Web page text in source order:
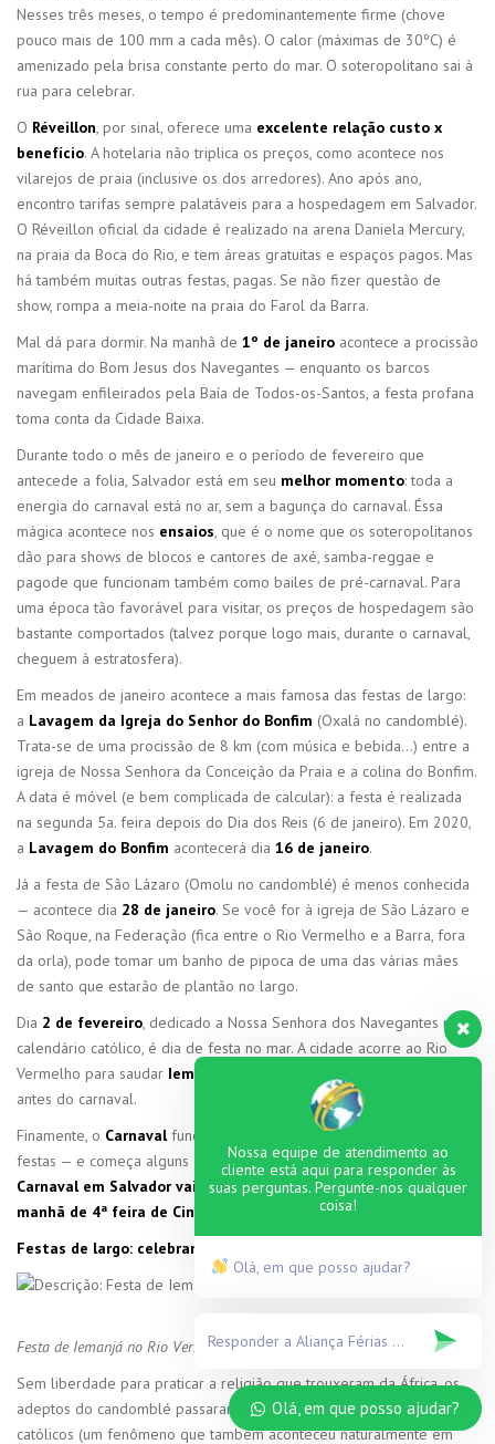
Nesses três meses, o tempo é predominantemente firme (chove
pouco mais de 100 mm a cada mês). O calor (máximas de 30ºC) é
amenizado pela brisa constante perto do mar. O soteropolitano sai à
rua para celebrar.
O Réveillon, por sinal, oferece uma excelente relação custo x
benefício. A hotelaria não triplica os preços, como acontece nos
vilarejos de praia (inclusive os dos arredores). Ano após ano,
encontro tarifas sempre palatáveis para a hospedagem em Salvador.
O Réveillon oficial da cidade é realizado na arena Daniela Mercury,
na praia da Boca do Rio, e tem áreas gratuitas e espaços pagos. Mas
há também muitas outras festas, pagas. Se não fizer questão de
show, rompa a meia-noite na praia do Farol da Barra.
Mal dá para dormir. Na manhã de 1º de janeiro acontece a procissão
marítima do Bom Jesus dos Navegantes — enquanto os barcos
navegam enfileirados pela Baía de Todos-os-Santos, a festa profana
toma conta da Cidade Baixa.
Durante todo o mês de janeiro e o período de fevereiro que
antecede a folia, Salvador está em seu melhor momento: toda a
energia do carnaval está no ar, sem a bagunça do carnaval. Éssa
mágica acontece nos ensaios, que é o nome que os soteropolitanos
dão para shows de blocos e cantores de axé, samba-reggae e
pagode que funcionam também como bailes de pré-carnaval. Para
uma época tão favorável para visitar, os preços de hospedagem são
bastante comportados (talvez porque logo mais, durante o carnaval,
cheguem à estratosfera).
Em meados de janeiro acontece a mais famosa das festas de largo:
a Lavagem da Igreja do Senhor do Bonfim (Oxalá no candomblé).
Trata-se de uma procissão de 8 km (com música e bebida…) entre a
igreja de Nossa Senhora da Conceição da Praia e a colina do Bonfim.
A data é móvel (e bem complicada de calcular): a festa é realizada
na segunda 5a. feira depois do Dia dos Reis (6 de janeiro). Em 2020,
a Lavagem do Bonfim acontecerá dia 16 de janeiro.
Já a festa de São Lázaro (Omolu no candomblé) é menos conhecida
— acontece dia 28 de janeiro. Se você for à igreja de São Lázaro e
São Roque, na Federação (fica entre o Rio Vermelho e a Barra, fora
da orla), pode tomar um banho de pipoca de uma das várias mães
de santo que estarão de plantão no largo.
Dia 2 de fevereiro, dedicado a Nossa Senhora dos Navegantes no
calendário católico, é dia de festa no mar. A cidade acorre ao Rio
Vermelho para saudar Iemanjá
antes do carnaval.
Finamente, o Carnavalfunciona como a apoteose da temporada de
festas — e começa alguns dias antes do resto do Brasil.Em 2020, o
Carnaval em Salvador vai de 4ª feira dia 19 de fevereiro até a
manhã de 4ª feira de Cinzas, 26 de fevereiro.
Festas de largo: celebrando o sincretismo
Festa de Iemanjá no Rio Vermelho
Sem liberdade para praticar a religião que trouxeram da África, os
adeptos do candomblé passaram a associar seus orixás a santos
católicos (um fenômeno que também aconteceu naturalmente em
Nossa equipe de atendimento ao
cliente está aqui para responder às
suas perguntas. Pergunte-nos qualquer
coisa!
Olá, em que posso ajudar?
Olá, em que posso ajudar?